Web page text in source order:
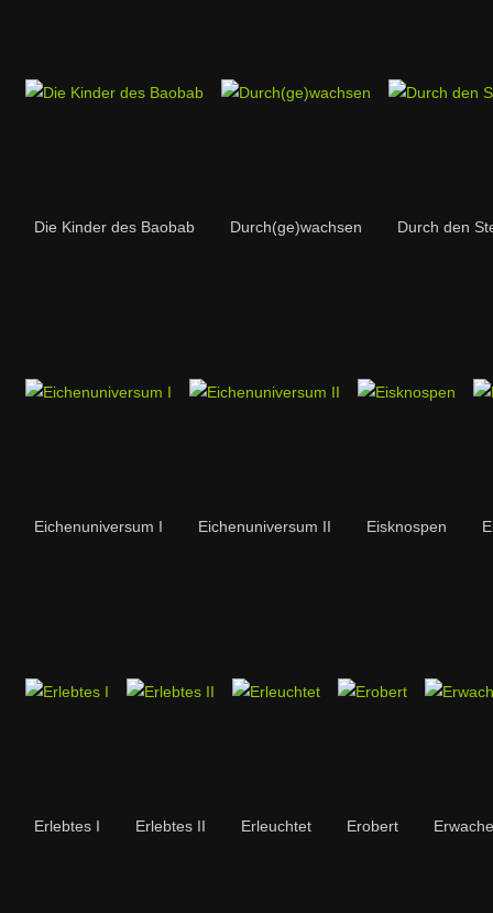
Die Kinder des Baobab Durch(ge)wachsen Durch den
Eichenuniversum I Eichenuniversum II Eisknospen
Erlebtes I Erlebtes II Erleuchtet Erobert